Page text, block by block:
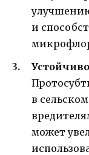
и
в
может